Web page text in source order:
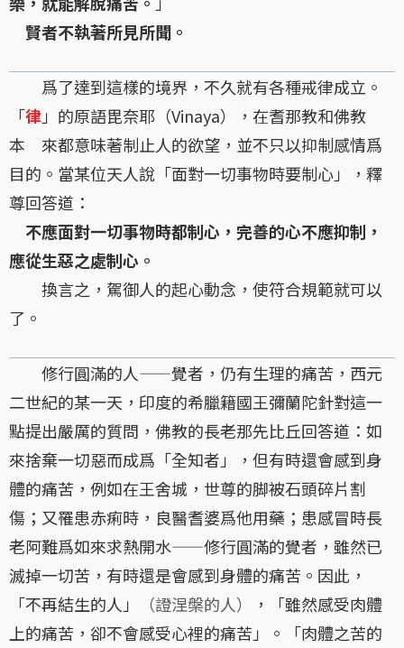
賢者不執著所見所聞。
爲了達到這樣的境界，不久就有各種戒律成立。
「律」的原語毘奈耶（Vinaya），在耆那教和佛教
本 來都意味著制止人的欲望，並不只以抑制感情爲
目的。當某位天人說「面對一切事物時要制心」，釋
尊回答道：
不應面對一切事物時都制心，完善的心不應抑制，
應從生惡之處制心。
換言之，駕御人的起心動念，使符合規範就可以
了。
修行圓滿的人——覺者，仍有生理的痛苦，西元
二世紀的某一天，印度的希臘籍國王彌蘭陀針對這一
點提出嚴厲的質問，佛教的長老那先比丘回答道：如
來捨棄一切惡而成爲「全知者」，但有時還會感到身
體的痛苦，例如在王舍城，世尊的脚被石頭碎片割
傷；又罹患赤痢時，良醫耆婆爲他用藥；患感冒時長
老阿難爲如來求熱開水——修行圓滿的覺者，雖然已
滅掉一切苦，有時還是會感到身體的痛苦。因此，
「不再結生的人」
（證涅槃的人）
，「雖然感受肉體
上的痛苦，卻不會感受心裡的痛苦」。「肉體之苦的